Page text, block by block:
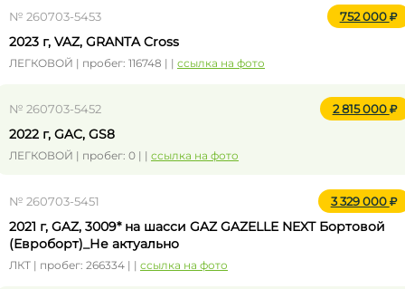
№ 260703-5453 752 000
2023 г, VAZ, GRANTA Cross
ЛЕГКОВОЙ | пробег: 116748 | | ссылка на фото
№ 260703-5452 2 815 000
2022 г, GAC, GS8
ЛЕГКОВОЙ | пробег: 0 | | ссылка на фото
№ 260703-5451 3 329 000
2021 г, GAZ, 3009* на шасси GAZ GAZELLE NEXT Бортовой
(Евроборт)_Не актуально
ЛКТ | пробег: 266334 | | ссылка на фото